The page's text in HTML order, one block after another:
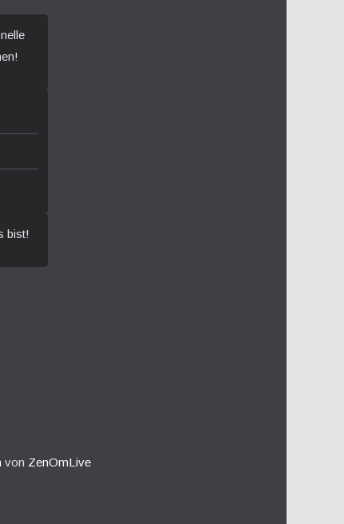
bist!
von ZenOmLive